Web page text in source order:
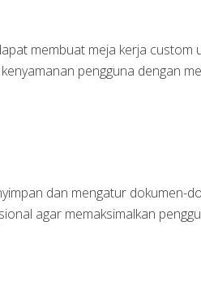
membuat meja kerja
pengguna dengan
dan mengatur dokumen-
agar memaksimalkan